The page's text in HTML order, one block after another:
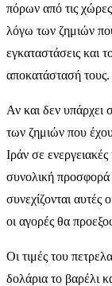
πόρων από τις
λόγω των ζημιών
εγκαταστάσεις και
αποκατάστασή τους.
Αν και δεν υπάρχει
των ζημιών που
Ιράν σε
συνολική προσφορά
συνεχίζονται αυτές
οι αγορές θα
Οι τιμές του
δολάρια το βαρέλι